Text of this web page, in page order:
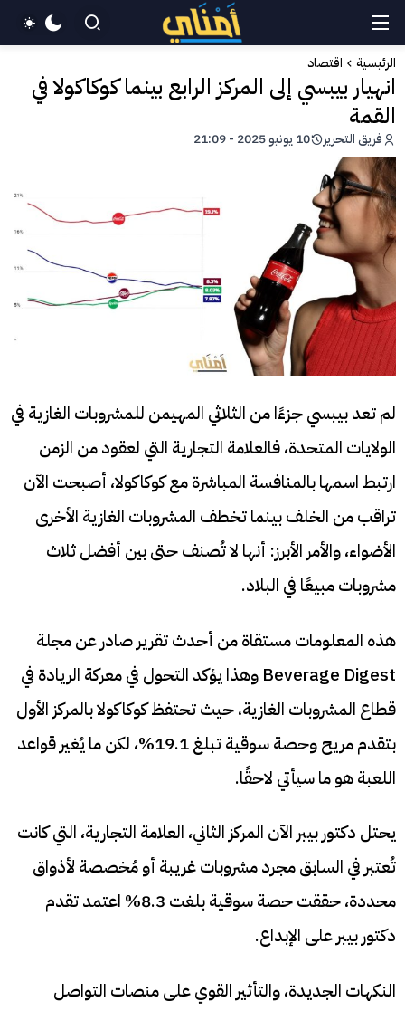
الرئيسية اقتصاد
انهيار بيبسي إلى المركز الرابع بينما كوكاكولا في
القمة
فريق التحرير 10 يونيو 2025 - 21:09
لم تعد بيبسي جزءًا من الثلاثي المهيمن للمشروبات الغازية في
الولايات المتحدة، فالعلامة التجارية التي لعقود من الزمن
ارتبط اسمها بالمنافسة المباشرة مع كوكاكولا، أصبحت الآن
تراقب من الخلف بينما تخطف المشروبات الغازية الأخرى
الأضواء، والأمر الأبرز: أنها لا تُصنف حتى بين أفضل ثلاث
مشروبات مبيعًا في البلاد.
هذه المعلومات مستقاة من أحدث تقرير صادر عن مجلة
Beverage Digest وهذا يؤكد التحول في معركة الريادة في
قطاع المشروبات الغازية، حيث تحتفظ كوكاكولا بالمركز الأول
بتقدم مريح وحصة سوقية تبلغ 19.1%، لكن ما يُغير قواعد
اللعبة هو ما سيأتي لاحقًا.
يحتل دكتور بيبر الآن المركز الثاني، العلامة التجارية، التي كانت
تُعتبر في السابق مجرد مشروبات غريبة أو مُخصصة لأذواق
محددة، حققت حصة سوقية بلغت 8.3% اعتمد تقدم
دكتور بيبر على الإبداع.
النكهات الجديدة، والتأثير القوي على منصات التواصل